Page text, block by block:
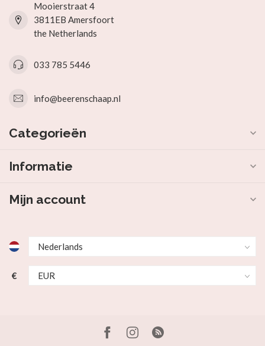
Mooierstraat 4
3811EB Amersfoort
the Netherlands
033 785 5446
info@beerenschaap.nl
Categorieën
Informatie
Mijn account
€